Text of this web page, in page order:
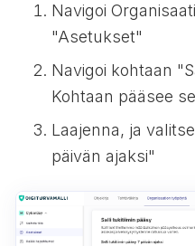
Navigoi
"Asetukset"
Navigoi kohtaan
Kohtaan pääsee
Laajenna, ja
päivän ajaksi"